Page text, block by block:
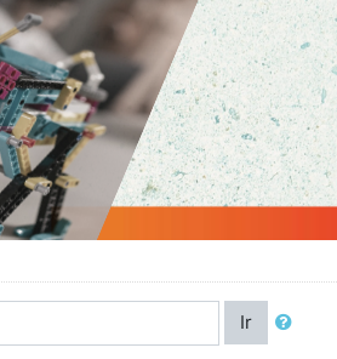
Ir